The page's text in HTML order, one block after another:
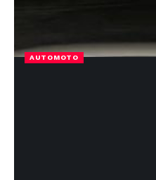
AUTOMOTO